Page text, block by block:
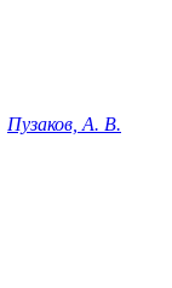
Пузаков, А. В.